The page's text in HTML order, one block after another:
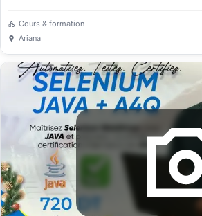
Cours & formation
Ariana